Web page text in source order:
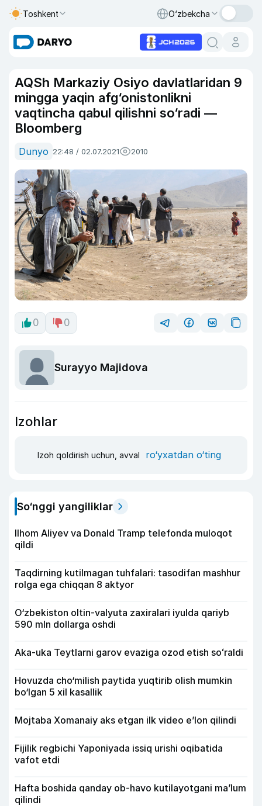
Toshkent O‘zbekcha
AQSh Markaziy Osiyo davlatlaridan 9
mingga yaqin afg‘onistonlikni
vaqtincha qabul qilishni so‘radi —
Bloomberg
Dunyo 22:48 / 02.07.2021 2010
0 0
Surayyo Majidova
Izohlar
Izoh qoldirish uchun, avval ro‘yxatdan o‘ting
So‘nggi yangiliklar
Ilhom Aliyev va Donald Tramp telefonda muloqot
qildi
Taqdirning kutilmagan tuhfalari: tasodifan mashhur
rolga ega chiqqan 8 aktyor
O‘zbekiston oltin-valyuta zaxiralari iyulda qariyb
590 mln dollarga oshdi
Aka-uka Teytlarni garov evaziga ozod etish soʻraldi
Hovuzda cho‘milish paytida yuqtirib olish mumkin
bo‘lgan 5 xil kasallik
Mojtaba Xomanaiy aks etgan ilk video e’lon qilindi
Fijilik regbichi Yaponiyada issiq urishi oqibatida
vafot etdi
Hafta boshida qanday ob-havo kutilayotgani ma’lum
qilindi